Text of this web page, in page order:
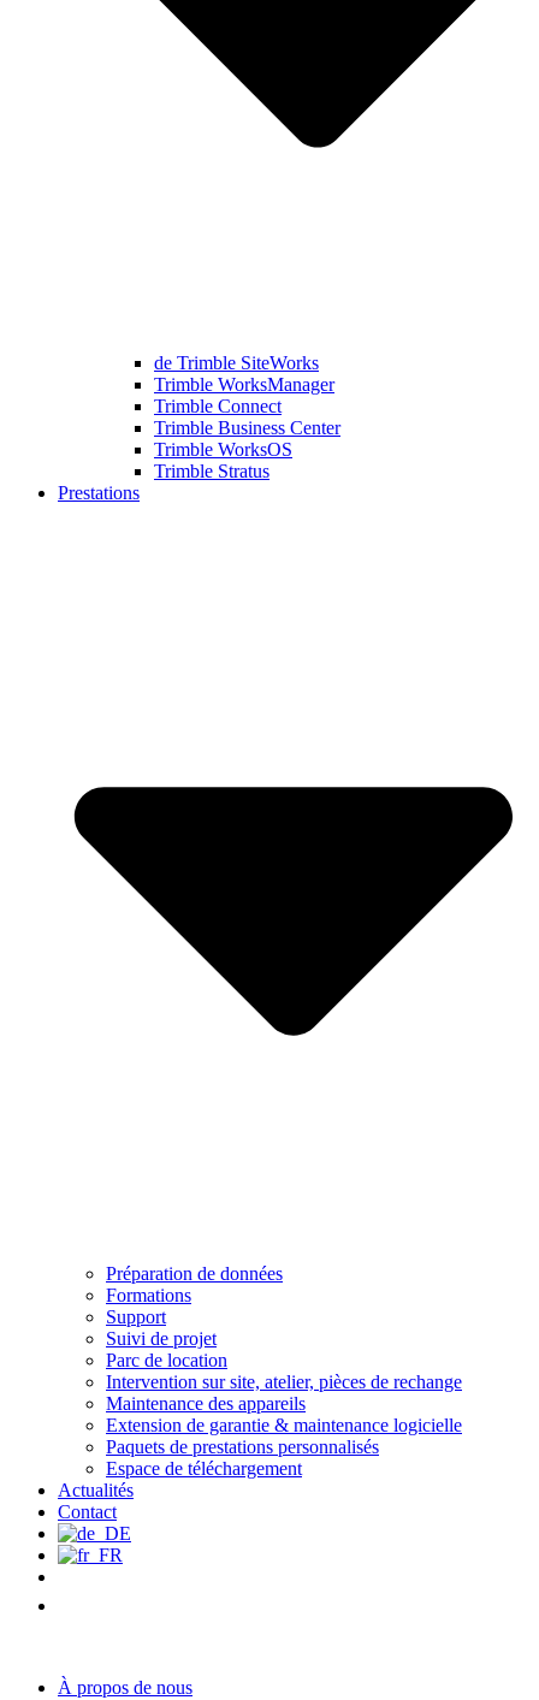
de Trimble SiteWorks
Trimble WorksManager
Trimble Connect
Trimble Business Center
Trimble WorksOS
Trimble Stratus
Prestations
Préparation de données
Formations
Support
Suivi de projet
Parc de location
Intervention sur site, atelier, pièces de rechange
Maintenance des appareils
Extension de garantie & maintenance logicielle
Paquets de prestations personnalisés
Espace de téléchargement
Actualités
Contact
À propos de nous